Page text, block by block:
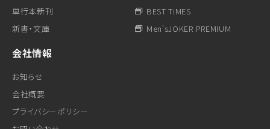
単行本新刊
新書・文庫
BEST TiMES
Men'sJOKER PREMIUM
会社情報
お知らせ
会社概要
プライバシーポリシー